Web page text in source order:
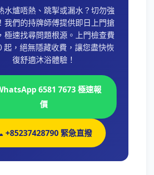
水爐唔熱、跳掣或漏水？切勿強
我們的持牌師傅提供即日上門搶
極速找尋問題根源。上門檢查費
起，絕無隱藏收費，讓您盡快恢
復舒適沐浴體驗！
6581 7673 極速報
價
+85237428790 緊急直撥